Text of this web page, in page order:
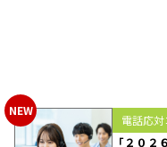
NEW
電話応
「２０